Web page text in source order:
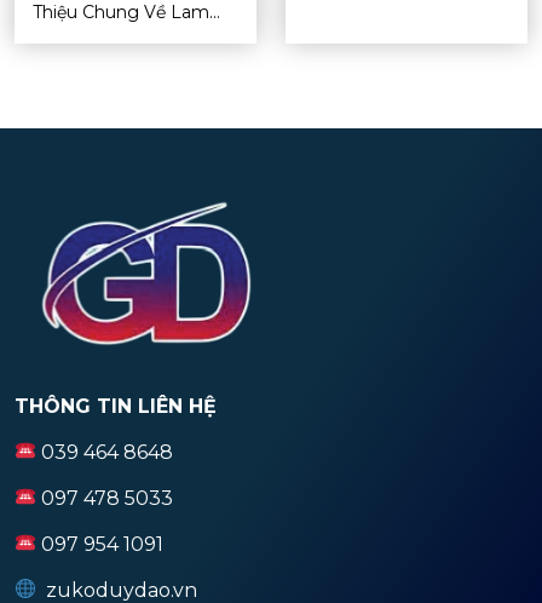
Thiệu Chung Về Lam...
THÔNG TIN LIÊN HỆ
039 464 8648
097 478 5033
097 954 1091
zukoduydao.vn